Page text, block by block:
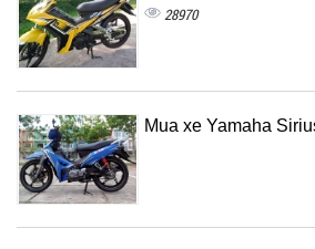
28970
Mua xe Yamaha